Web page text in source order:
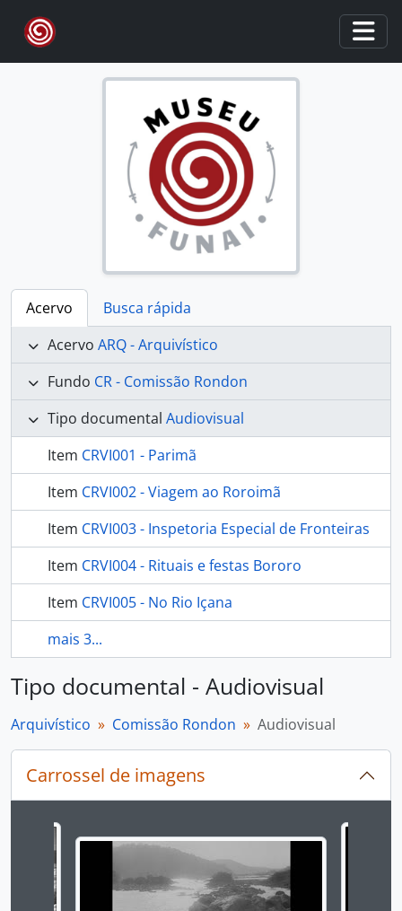
Skip to main content
Acervo
Busca rápida
Acervo ARQ - Arquivístico
Fundo CR - Comissão Rondon
Tipo documental Audiovisual
Item CRVI001 - Parimã
Item CRVI002 - Viagem ao Roroimã
Item CRVI003 - Inspetoria Especial de Fronteiras
Item CRVI004 - Rituais e festas Bororo
Item CRVI005 - No Rio Içana
mais 3...
Tipo documental - Audiovisual
Arquivístico Comissão Rondon Audiovisual
Carrossel de imagens
Ao alterar o slide atual deste carrossel, o título da